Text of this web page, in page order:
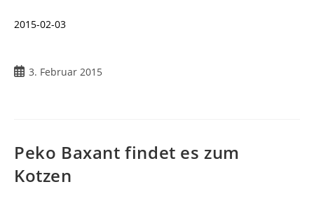
2015-02-03
Beitrag
3. Februar 2015
Peko Baxant findet es zum
Kotzen